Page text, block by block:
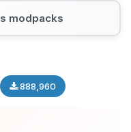
modpacks
888,960
pour me
moi ce dont
remuer mes